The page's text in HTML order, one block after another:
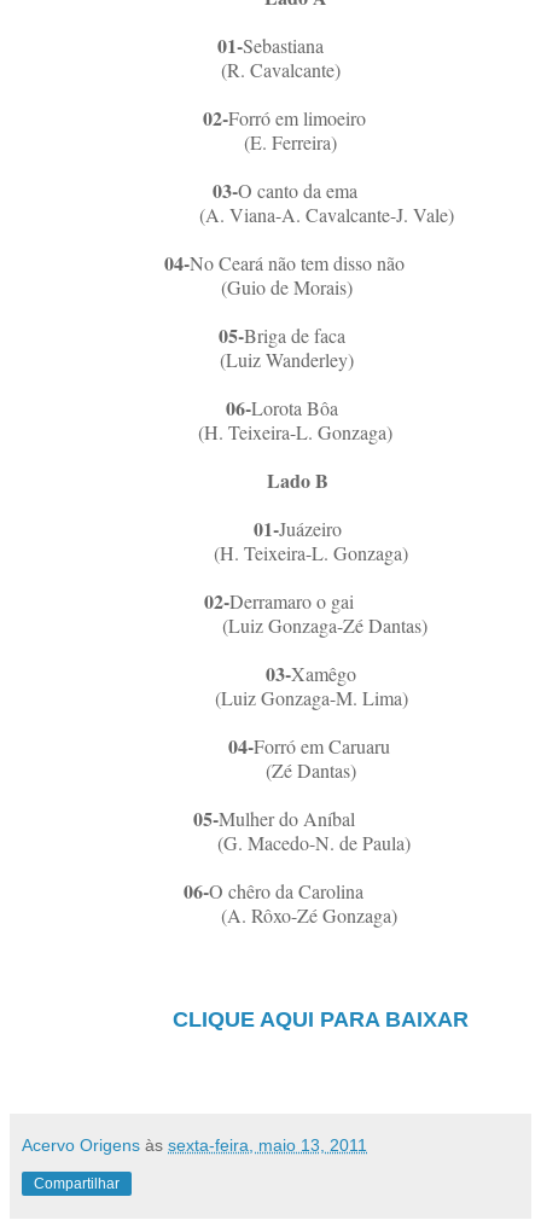
01-Sebastiana
(R. Cavalcante)
02-Forró em limoeiro
(E. Ferreira)
03-O canto da ema
(A. Viana-A. Cavalcante-J. Vale)
04-No Ceará não tem disso não
(Guio de Morais)
05-Briga de faca
(Luiz Wanderley)
06-Lorota Bôa
(H. Teixeira-L. Gonzaga)
Lado B
01-Juázeiro
(H. Teixeira-L. Gonzaga)
02-Derramaro o gai
(Luiz Gonzaga-Zé Dantas)
03-Xamêgo
(Luiz Gonzaga-M. Lima)
04-Forró em Caruaru
(Zé Dantas)
05-Mulher do Aníbal
(G. Macedo-N. de Paula)
06-O chêro da Carolina
(A. Rôxo-Zé Gonzaga)
CLIQUE AQUI PARA BAIXAR
Acervo Origens às sexta-feira, maio 13, 2011
Compartilhar